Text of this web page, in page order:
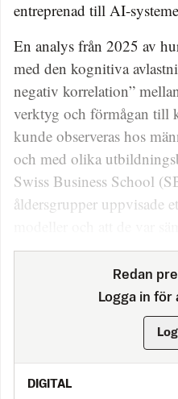
entreprenad till AI-
En analys från 2025 av
med den kognitiva
negativ korrelation”
verktyg och förmågan till
kunde observeras hos
och med olika
Swiss Business School
åldersgrupper uppvisade
Redan
Logga in för
DIGITAL